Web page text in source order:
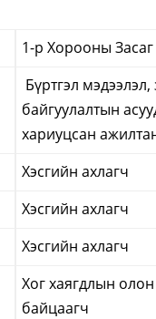
1-р Хорооны Засаг
Бүртгэл
байгуулалтын
хариуцсан
Хэсгийн ахлагч
Хэсгийн ахлагч
Хэсгийн ахлагч
Хог хаягдлын
байцаагч